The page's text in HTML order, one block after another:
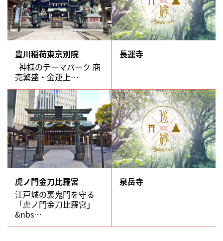
豊川稲荷東京別院
神様のテーマパーク 商
売繁盛・金運上…
長運寺
虎ノ門金刀比羅宮
江戸城の裏鬼門を守る
「虎ノ門金刀比羅宮」
&nbs…
泉岳寺